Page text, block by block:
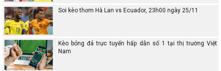
Soi kèo thơm Hà Lan vs Ecuador, 23h00 ngày 25/11
Kèo bóng đá trực tuyến hấp dẫn số 1 tại thị trường Việt
Nam